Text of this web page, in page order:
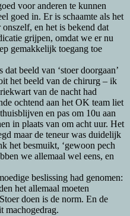
voor anderen te kunnen
goed in. Er is schaamte als het
en het is bekend dat
grijpen, omdat we er nu
gemakkelijk toegang toe
beeld van ‘stoer doorgaan’
het beeld van de chirurg – ik
van de nacht had
ochtend aan het OK team liet
en pas om 10u aan
in plaats van om acht uur. Het
maar de teneur was duidelijk
het besmuikt, ‘gewoon pech
we allemaal wel eens, en
beslissing had genomen:
het allemaal moeten
doen is de norm. En de
machogedrag.